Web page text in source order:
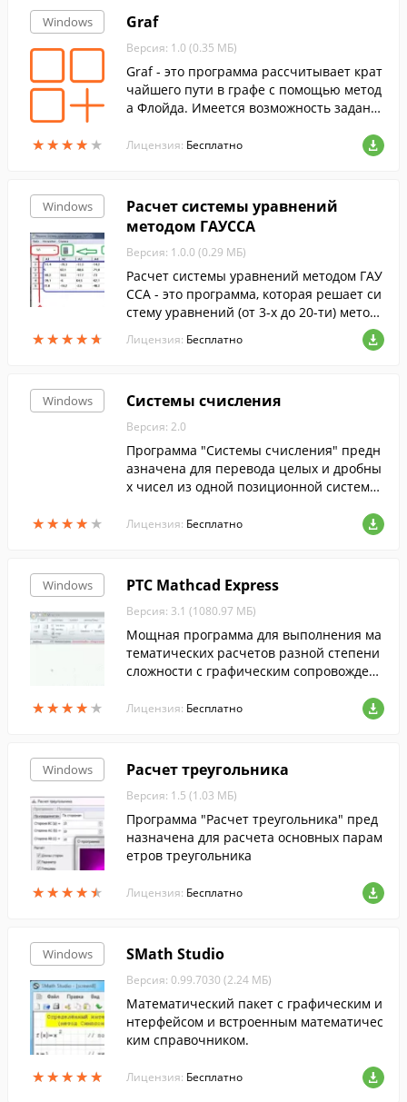
Windows
★★★★ ★
★★★★ ★
Graf
Версия: 1.0 (0.35 МБ)
Graf - это программа рассчитывает крат
чайшего пути в графе с помощью метод
а Флойда. Имеется возможность задани
омощью матрицы смежности.
Лицензия: Бесплатно
Windows
★★★★★
★★★★★
Расчет системы уравнений
методом ГАУССА
Версия: 1.0.0 (0.29 МБ)
Расчет системы уравнений методом ГАУ
ССА - это программа, которая решает си
стему уравнений (от 3-х до 20-ти) методо
Лицензия: Бесплатно
Windows
★★★★ ★
★★★★ ★
Системы счисления
Версия: 2.0
Программа "Системы счисления" предн
азначена для перевода целых и дробны
х чисел из одной позиционной системы
сленными основаниями в другую. Диап
азон значений систем счисления - от 2
Лицензия: Бесплатно
Windows
★★★★★
★★★★★
PTC Mathcad Express
Версия: 3.1 (1080.97 МБ)
Мощная программа для выполнения ма
тематических расчетов разной степени
сложности с графическим сопровожден
Лицензия: Бесплатно
Windows
★★★★★
★★★★★
Расчет треугольника
Версия: 1.5 (1.03 МБ)
Программа "Расчет треугольника" пред
назначена для расчета основных парам
етров треугольника
Лицензия: Бесплатно
Windows
★★★★★
★★★★★
SMath Studio
Версия: 0.99.7030 (2.24 МБ)
Математический пакет с графическим и
нтерфейсом и встроенным математичес
ким справочником.
Лицензия: Бесплатно